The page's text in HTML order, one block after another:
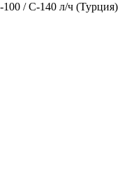
/ С-140 л/ч (Турция)